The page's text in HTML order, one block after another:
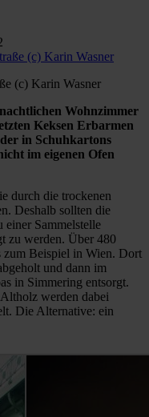
(c) Karin Wasner
Wohnzimmer
Keksen Erbarmen
in Schuhkartons
im eigenen Ofen
durch die trockenen
Deshalb sollten die
einer Sammelstelle
zu werden. Über 480
zum Beispiel in Wien. Dort
und dann im
in Simmering entsorgt.
werden dabei
Die Alternative: ein